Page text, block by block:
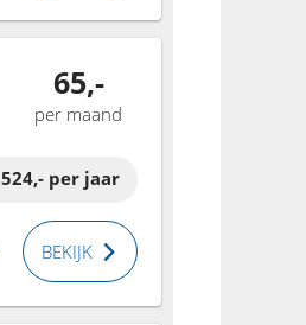
65,-
per maand
524,- per jaar
BEKIJK